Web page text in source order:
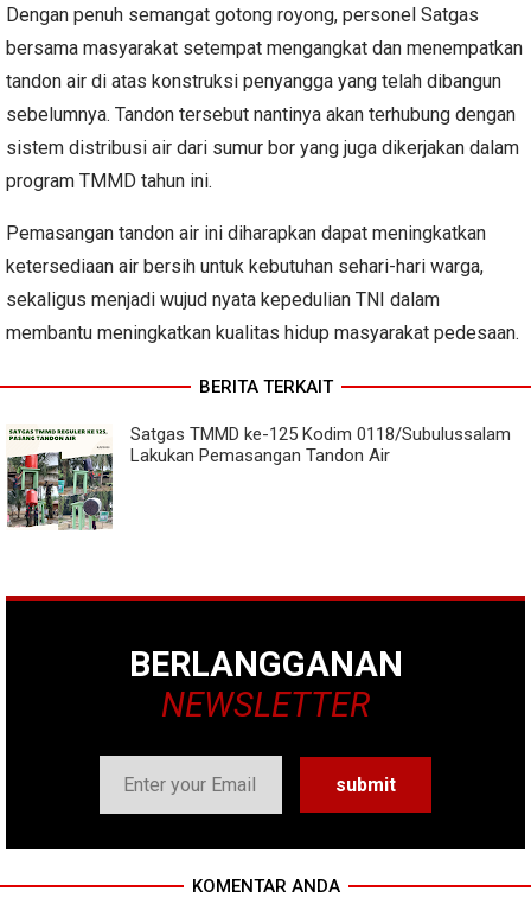
Dengan penuh semangat gotong royong, personel Satgas
bersama masyarakat setempat mengangkat dan menempatkan
tandon air di atas konstruksi penyangga yang telah dibangun
sebelumnya. Tandon tersebut nantinya akan terhubung dengan
sistem distribusi air dari sumur bor yang juga dikerjakan dalam
program TMMD tahun ini.
Pemasangan tandon air ini diharapkan dapat meningkatkan
ketersediaan air bersih untuk kebutuhan sehari-hari warga,
sekaligus menjadi wujud nyata kepedulian TNI dalam
membantu meningkatkan kualitas hidup masyarakat pedesaan.
BERITA TERKAIT
Satgas TMMD ke-125 Kodim 0118/Subulussalam
Lakukan Pemasangan Tandon Air
BERLANGGANAN
NEWSLETTER
KOMENTAR ANDA